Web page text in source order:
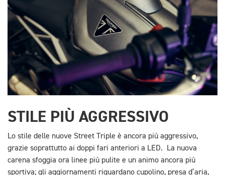
STILE PIÙ AGGRESSIVO
Lo stile delle nuove Street Triple è ancora più aggressivo,
grazie soprattutto ai doppi fari anteriori a LED. La nuova
carena sfoggia ora linee più pulite e un animo ancora più
sportiva; gli aggiornamenti riguardano cupolino, presa d’aria,